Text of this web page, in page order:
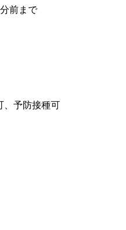
前まで
、予防接種可